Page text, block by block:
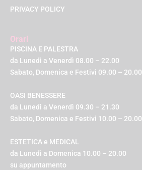
PRIVACY POLICY
Orari
PISCINA E PALESTRA
da Lunedì a Venerdì 08.00 – 22.00
Sabato, Domenica e Festivi 09.00 – 20.00
OASI BENESSERE
da Lunedì a Venerdì 09.30 – 21.30
Sabato, Domenica e Festivi 10.00 – 20.00
ESTETICA e MEDICAL
da Lunedì a Domenica 10.00 – 20.00
su appuntamento